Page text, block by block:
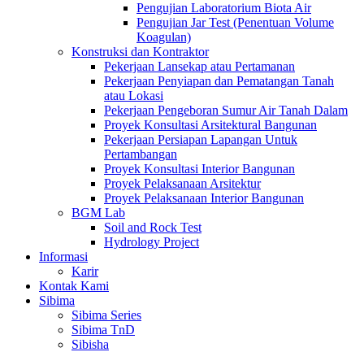
Pengujian Laboratorium Biota Air
Pengujian Jar Test (Penentuan Volume
Koagulan)
Konstruksi dan Kontraktor
Pekerjaan Lansekap atau Pertamanan
Pekerjaan Penyiapan dan Pematangan Tanah
atau Lokasi
Pekerjaan Pengeboran Sumur Air Tanah Dalam
Proyek Konsultasi Arsitektural Bangunan
Pekerjaan Persiapan Lapangan Untuk
Pertambangan
Proyek Konsultasi Interior Bangunan
Proyek Pelaksanaan Arsitektur
Proyek Pelaksanaan Interior Bangunan
BGM Lab
Soil and Rock Test
Hydrology Project
Informasi
Karir
Kontak Kami
Sibima
Sibima Series
Sibima TnD
Sibisha